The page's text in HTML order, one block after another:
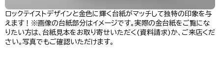
ロックテイストデザインと金色に輝く台紙がマッチして独特の印象を与
えます！※画像の台紙部分はイメージです。実際の金台紙をご覧にな
りたい方は、台紙見本をお取り寄せいただく(資料請求)か、ご来店くだ
さい。写真でもご確認いただけます。